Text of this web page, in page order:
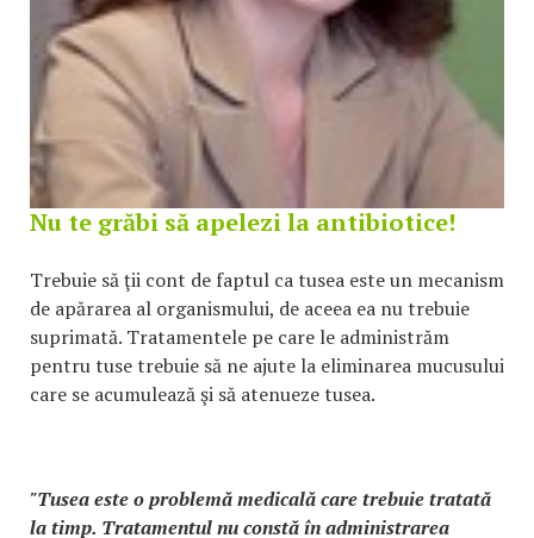
Nu te grăbi să apelezi la antibiotice!
Trebuie să ţii cont de faptul ca tusea este un mecanism
de apărarea al organismului, de aceea ea nu trebuie
suprimată. Tratamentele pe care le administrăm
pentru tuse trebuie să ne ajute la eliminarea mucusului
care se acumulează şi să atenueze tusea.
"Tusea este o problemă medicală care trebuie tratată
la timp. Tratamentul nu constă în administrarea